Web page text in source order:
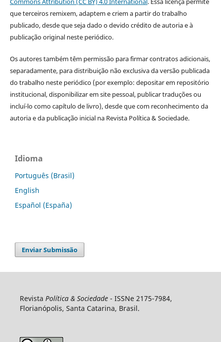
que terceiros remixem, adaptem e criem a partir do trabalho
publicado, desde que seja dado o devido crédito de autoria e à
publicação original neste periódico.
Os autores também têm permissão para firmar contratos adicionais,
separadamente, para distribuição não exclusiva da versão publicada
do trabalho neste periódico (por exemplo: depositar em repositório
institucional, disponibilizar em site pessoal, publicar traduções ou
incluí-lo como capítulo de livro), desde que com reconhecimento da
autoria e da publicação inicial na Revista Política & Sociedade.
Idioma
Português (Brasil)
English
Español (España)
Enviar Submissão
Revista Política & Sociedade- ISSNe 2175-7984,
Florianópolis, Santa Catarina, Brasil.